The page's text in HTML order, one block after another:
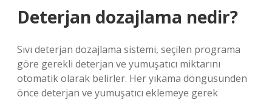
Deterjan dozajlama nedir?
Sıvı deterjan dozajlama sistemi, seçilen programa
göre gerekli deterjan ve yumuşatıcı miktarını
otomatik olarak belirler. Her yıkama döngüsünden
önce deterjan ve yumuşatıcı eklemeye gerek